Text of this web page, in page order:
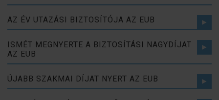
AZ ÉV UTAZÁSI BIZTOSÍTÓJA AZ EUB
ISMÉT MEGNYERTE A BIZTOSÍTÁSI NAGYDÍJAT
AZ EUB
ÚJABB SZAKMAI DÍJAT NYERT AZ EUB